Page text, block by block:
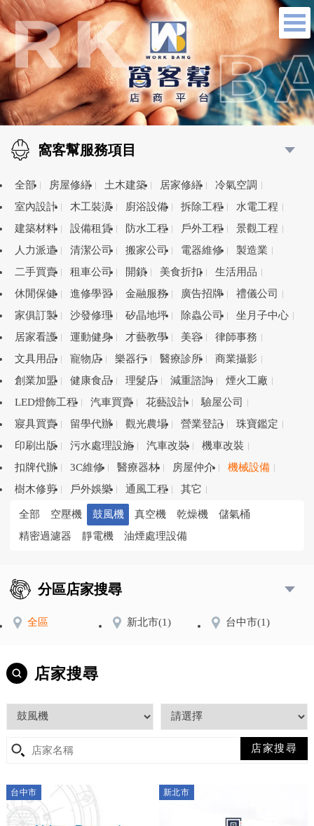
窩客幫服務項目
全部 房屋修繕 土木建築 居家修繕
冷氣空調
室內設計
木工裝潢 廚浴設備 拆除工程
水電工程
建築材料
設備租賃 防水工程 戶外工程
景觀工程
人力派遣
清潔公司 搬家公司 電器維修
製造業
二手買賣
租車公司 開鎖 美食折扣
生活用品
休閒保健
進修學習 金融服務 廣告招牌
禮儀公司
家俱訂製
沙發修理 矽晶地坪 除蟲公司
坐月子中心
居家看護
運動健身 才藝教學 美容
律師事務
文具用品
寵物店 樂器行 醫療診所
商業攝影
創業加盟
健康食品 理髮店 減重諮詢
煙火工廠
LED燈飾工程
汽車買賣 花藝設計
驗屋公司
寢具買賣
留學代辦 觀光農場 營業登記
珠寶鑑定
印刷出版
污水處理設施 汽車改裝
機車改裝
扣牌代辦
3C維修 醫療器材 房屋仲介
機械設備
樹木修剪
戶外娛樂 通風工程 其它
全部 空壓機 鼓風機 真空機 乾燥機
儲氣桶
精密過濾器
靜電機 油煙處理設備
分區店家搜尋
全區 新北市(1) 台中市(1)
店家搜尋
台中市 新北市